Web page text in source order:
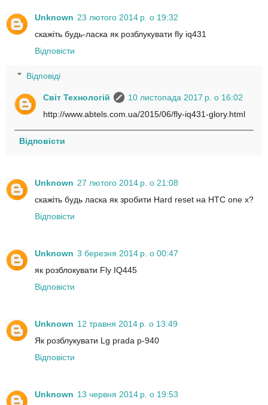
Unknown 23 лютого 2014 р. о 19:32
скажіть будь-ласка як розблукувати fly iq431
Відповісти
Відповіді
Світ Технологій
10 листопада 2017 р. о 16:02
http://www.abtels.com.ua/2015/06/fly-iq431-glory.html
Відповісти
Unknown 27 лютого 2014 р. о 21:08
скажіть будь ласка як зробити Hard reset на HTC one x?
Відповісти
Unknown 3 березня 2014 р. о 00:47
як розблокувати Fly IQ445
Відповісти
Unknown 12 травня 2014 р. о 13:49
Як розблукувати Lg prada p-940
Відповісти
Unknown 13 червня 2014 р. о 19:53